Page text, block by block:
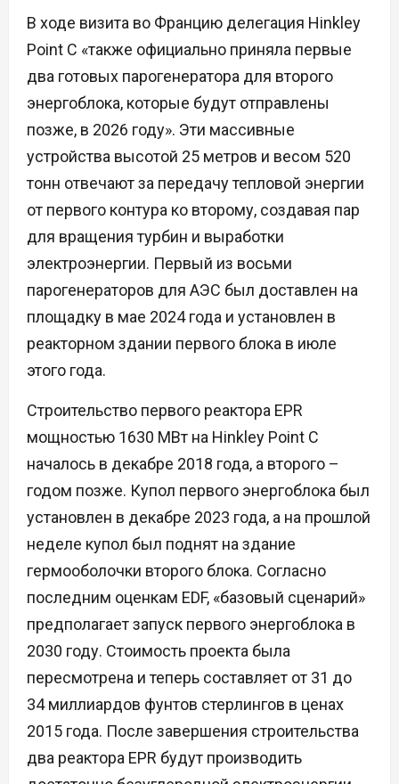
В ходе визита во Францию делегация Hinkley
Point C «также официально приняла первые
два готовых парогенератора для второго
энергоблока, которые будут отправлены
позже, в 2026 году». Эти массивные
устройства высотой 25 метров и весом 520
тонн отвечают за передачу тепловой энергии
от первого контура ко второму, создавая пар
для вращения турбин и выработки
электроэнергии. Первый из восьми
парогенераторов для АЭС был доставлен на
площадку в мае 2024 года и установлен в
реакторном здании первого блока в июле
этого года.
Строительство первого реактора EPR
мощностью 1630 МВт на Hinkley Point C
началось в декабре 2018 года, а второго –
годом позже. Купол первого энергоблока был
установлен в декабре 2023 года, а на прошлой
неделе купол был поднят на здание
гермооболочки второго блока. Согласно
последним оценкам EDF, «базовый сценарий»
предполагает запуск первого энергоблока в
2030 году. Стоимость проекта была
пересмотрена и теперь составляет от 31 до
34 миллиардов фунтов стерлингов в ценах
2015 года. После завершения строительства
два реактора EPR будут производить